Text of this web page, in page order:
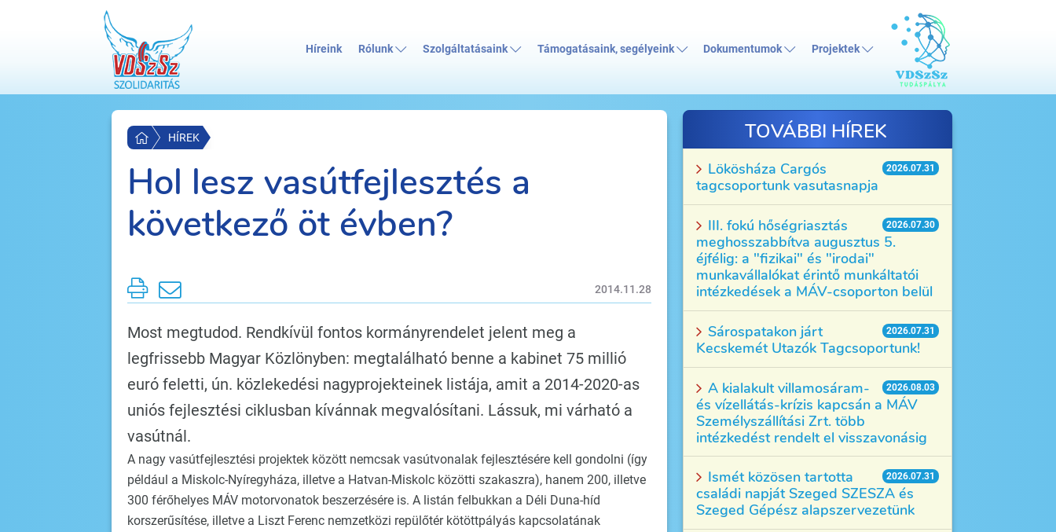
Híreink Rólunk Szolgáltatásaink Támogatásaink, segélyeink Dokumentumok Projektek
HÍREK
Hol lesz vasútfejlesztés a
következő öt évben?
2014.11.28
Most megtudod. Rendkívül fontos kormányrendelet jelent meg a
legfrissebb Magyar Közlönyben: megtalálható benne a kabinet 75 millió
euró feletti, ún. közlekedési nagyprojekteinek listája, amit a 2014-2020-as
uniós fejlesztési ciklusban kívánnak megvalósítani. Lássuk, mi várható a
vasútnál.
A nagy vasútfejlesztési projektek között nemcsak vasútvonalak fejlesztésére kell gondolni (így
például a Miskolc-Nyíregyháza, illetve a Hatvan-Miskolc közötti szakaszra), hanem 200, illetve
300 férőhelyes MÁV motorvonatok beszerzésére is. A listán felbukkan a Déli Duna-híd
korszerűsítése, illetve a Liszt Ferenc nemzetközi repülőtér kötöttpályás kapcsolatának
TOVÁBBI HÍREK
2026.07.31
Lökösháza Cargós
tagcsoportunk vasutasnapja
2026.07.30
III. fokú hőségriasztás
meghosszabbítva augusztus 5.
éjfélig: a "fizikai" és "irodai"
munkavállalókat érintő munkáltatói
intézkedések a MÁV-csoporton belül
2026.07.31
Sárospatakon járt
Kecskemét Utazók Tagcsoportunk!
2026.08.03
A kialakult villamosáram-
és vízellátás-krízis kapcsán a MÁV
Személyszállítási Zrt. több
intézkedést rendelt el visszavonásig
2026.07.31
Ismét közösen tartotta
családi napját Szeged SZESZA és
Szeged Gépész alapszervezetünk